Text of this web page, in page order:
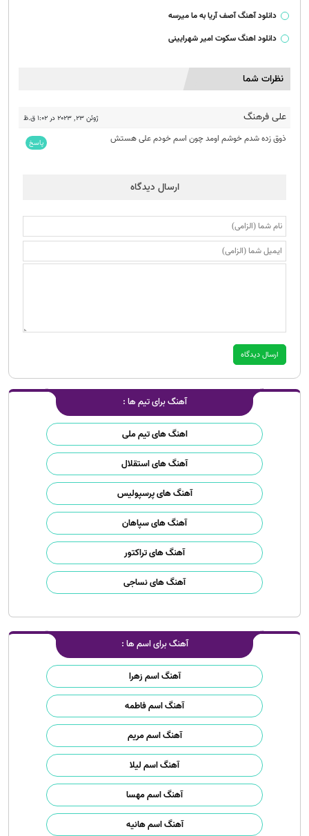
آهنگ برای تیم ها :
اهنگ های تیم ملی
آهنگ های استقلال
آهنگ های پرسپولیس
آهنگ های سپاهان
آهنگ های تراکتور
آهنگ های نساجی
آهنگ برای اسم ها :
آهنگ اسم زهرا
آهنگ اسم فاطمه
آهنگ اسم مریم
آهنگ اسم لیلا
آهنگ اسم مهسا
آهنگ اسم هانیه
دانلود آهنگ آصف آریا به ما میرسه
دانلود اهنگ سکوت امیر شهرایینی
نظرات شما
علی فرهنگ ژوئن 23, 2023 در 1:02 ق.ظ
ذوق زده شدم خوشم اومد چون اسم خودم علی هستش پاسخ
ارسال دیدگاه